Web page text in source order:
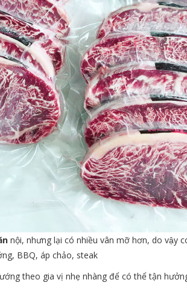
nội, nhưng lại có nhiều vân mỡ hơn, do vậy
BBQ, áp chảo, steak
theo gia vị nhẹ nhàng để có thể tận